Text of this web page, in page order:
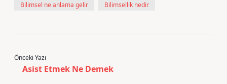
Bilimsel ne anlama gelir Bilimsellik nedir
Önceki Yazı
Asist Etmek Ne Demek